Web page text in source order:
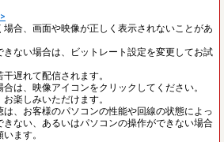
合、画面や映像が正しく表示されないことがあ
きない場合は、ビットレート設定を変更してお試
遅れて配信されます。
は、映像アイコンをクリックしてください。
楽しみいただけます。
は、お客様のパソコンの性能や回線の状態によっ
ない、あるいはパソコンの操作ができない場合
ます。